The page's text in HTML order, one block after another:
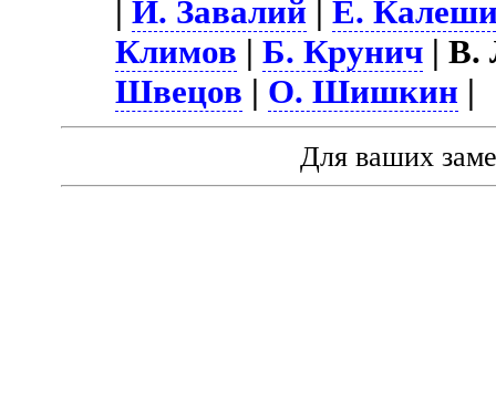
|И. Завалий |Е.
Климов |Б. Крунич | В.
Швецов | О. Шишкин |
Для ваших